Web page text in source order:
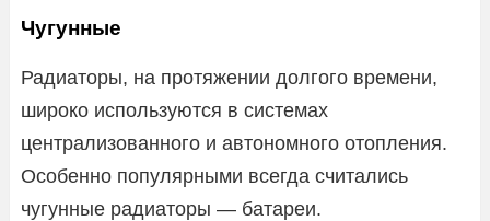
Чугунные
Радиаторы, на протяжении долгого времени,
широко используются в системах
централизованного и автономного отопления.
Особенно популярными всегда считались
чугунные радиаторы — батареи.